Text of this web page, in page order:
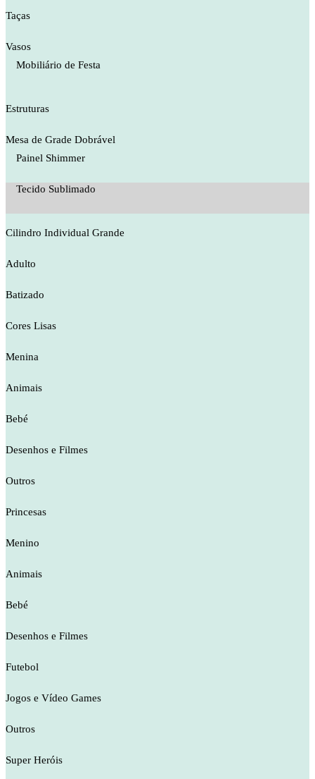
Taças
Vasos
Mobiliário de Festa
Estruturas
Mesa de Grade Dobrável
Painel Shimmer
Tecido Sublimado
Cilindro Individual Grande
Adulto
Batizado
Cores Lisas
Menina
Animais
Bebé
Desenhos e Filmes
Outros
Princesas
Menino
Animais
Bebé
Desenhos e Filmes
Futebol
Jogos e Vídeo Games
Outros
Super Heróis